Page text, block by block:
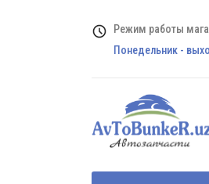
Режим работы
Понедельник -